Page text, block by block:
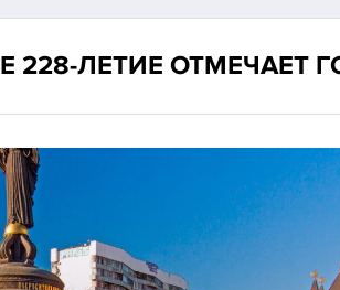
228-ЛЕТИЕ ОТМЕЧАЕТ